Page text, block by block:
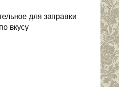
для заправки
вкусу